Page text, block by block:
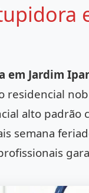
em Jardim
residencial
alto padrão
semana